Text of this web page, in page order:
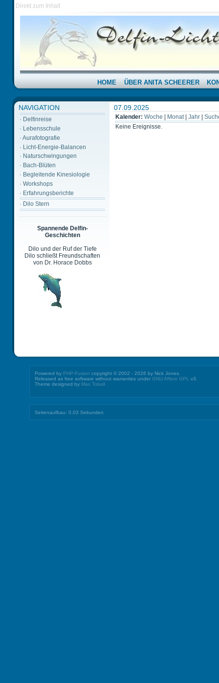
Direkt zum Inhalt
HOME ÜBER ANITA SCHEERER
NAVIGATION
· Delfinreise
· Lebensschule
· Aurafotografie
· Licht-Energie-Balancen
· Naturschwingungen
· Bach-Blüten
· Begleitende Kinesiologie
· Workshops
· Erfahrungsberichte
· Dilo Stern
Spannende Delfin-
Geschichten
Dilo und der Ruf der Tiefe
Dilo schließt Freundschaften
von Dr. Horace Dobbs
07.09.2025
Kalender: Woche Monat|Jahr |
Keine Ereignisse.
Powered by PHP-Fusion copyright © 2002 - 2026 by Nick Jones.
Released as free software without warranties underGNU Affero GPL v3.
Theme designed by Max Toball
Seitenaufbau: 0.03 Sekunden